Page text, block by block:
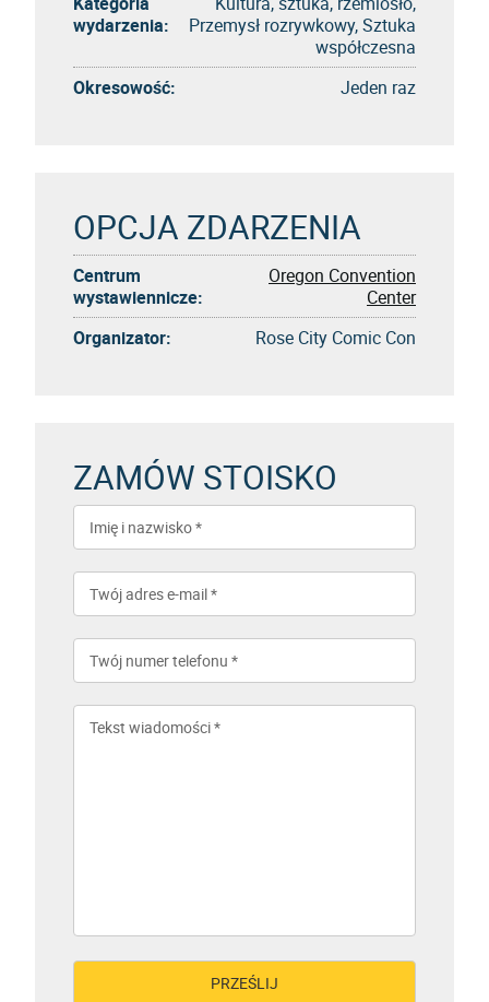
wydarzenia:
Przemysł rozrywkowy, Sztuka
współczesna
Okresowość:
Jeden raz
OPCJA ZDARZENIA
Centrum
wystawiennicze:
Oregon Convention
Center
Organizator:
Rose City Comic Con
ZAMÓW STOISKO